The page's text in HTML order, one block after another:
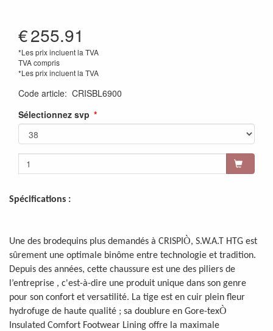
€255.91
*Les prix incluent la TVA
TVA compris
*Les prix incluent la TVA
Code article: CRISBL6900
Sélectionnez svp
Spécifications :
Une des brodequins plus demandés à CRISPI Ò, S.W.A.T HTG est
sûrement une optimale binôme entre technologie et tradition.
Depuis des années, cette chaussure est une des piliers de
l’entreprise , c'est-à-dire une produit unique dans son genre
pour son confort et versatilité. La tige est en cuir plein fleur
hydrofuge de haute qualité ; sa doublure en Gore-texÒ
Insulated Comfort Footwear Lining offre la maximale